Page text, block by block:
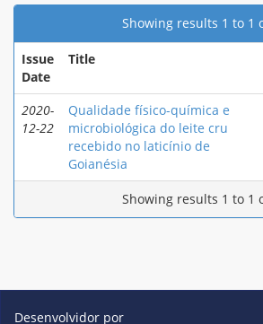
Showing results 1 to 1
Issue
Date
Title
2020-
12-22
Qualidade físico-química e
microbiológica do leite cru
recebido no laticínio de
Goianésia
Showing results 1 to 1
Desenvolvidor por